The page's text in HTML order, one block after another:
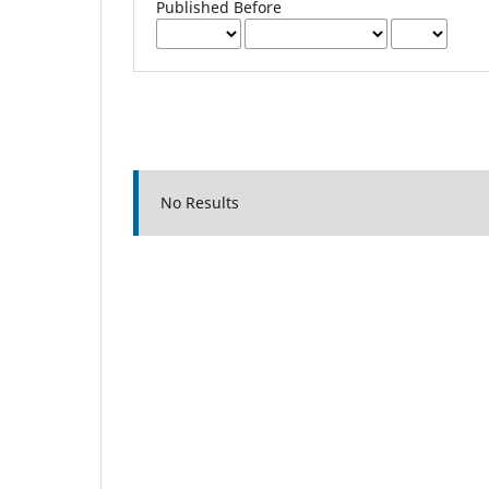
Published Before
No Results